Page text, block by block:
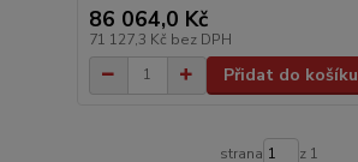
86 064,0 Kč
71 127,3 Kč bez DPH
Přidat do košíku
strana z 1